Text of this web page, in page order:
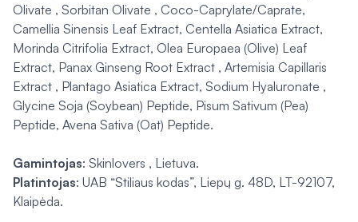
Olivate , Sorbitan Olivate , Coco-Caprylate/Caprate,
Camellia Sinensis Leaf Extract, Centella Asiatica Extract,
Morinda Citrifolia Extract, Olea Europaea (Olive) Leaf
Extract, Panax Ginseng Root Extract , Artemisia Capillaris
Extract , Plantago Asiatica Extract, Sodium Hyaluronate ,
Glycine Soja (Soybean) Peptide, Pisum Sativum (Pea)
Peptide, Avena Sativa (Oat) Peptide.
Gamintojas: Skinlovers , Lietuva.
Platintojas: UAB “Stiliaus kodas”, Liepų g. 48D, LT-92107,
Klaipėda.